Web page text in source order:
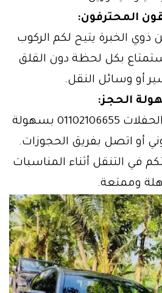
المحترفون:
ذوي الخبرة يتيح لكم الركوب
بكل لحظة دون القلق
أو وسائل النقل.
الحجز:
احجز خدمة ليموزين الحفلات 01102106655 بسهولة
أو اتصل بفريق الحجوزات.
في التنقل أثناء المناسبات
وممتعة.